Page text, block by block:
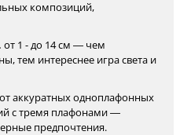
композиций,
от 1 - до 14 см — чем
тем интереснее игра света и
аккуратных одноплафонных
с тремя плафонами —
предпочтения.